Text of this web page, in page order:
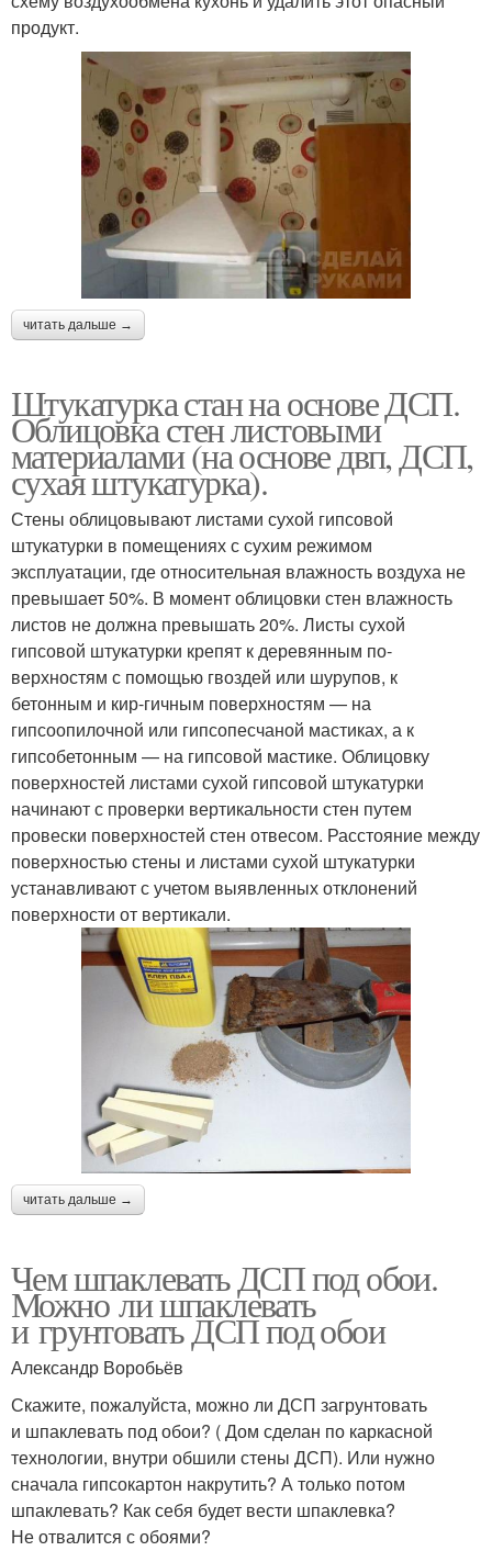
продукт.
читать дальше →
Штукатурка стан на основе ДСП.
Облицовка стен листовыми
материалами (на основе двп, ДСП,
сухая штукатурка).
Стены облицовывают листами сухой гипсовой
штукатурки в помещениях с сухим режимом
эксплуатации, где относительная влажность воздуха не
превышает 50%. В момент облицовки стен влажность
листов не должна превышать 20%. Листы сухой
гипсовой штукатурки крепят к деревянным по­
верхностям с помощью гвоздей или шурупов, к
бетонным и кир-гичным поверхностям — на
гипсоопилочной или гипсопесчаной мастиках, а к
гипсобетонным — на гипсовой мастике. Облицовку
поверхностей листами сухой гипсовой штукатурки
начинают с проверки вертикальности стен путем
провески поверхностей стен отвесом. Расстояние между
поверхностью стены и листами сухой штукатурки
устанавливают с учетом выявленных отклонений
поверхности от вертика­ли.
читать дальше →
Чем шпаклевать ДСП под обои.
Можно ли шпаклевать
и грунтовать ДСП под обои
Александр Воробьёв
Скажите, пожалуйста, можно ли ДСП загрунтовать
и шпаклевать под обои? ( Дом сделан по каркасной
технологии, внутри обшили стены ДСП). Или нужно
сначала гипсокартон накрутить? А только потом
шпаклевать? Как себя будет вести шпаклевка?
Не отвалится с обоями?